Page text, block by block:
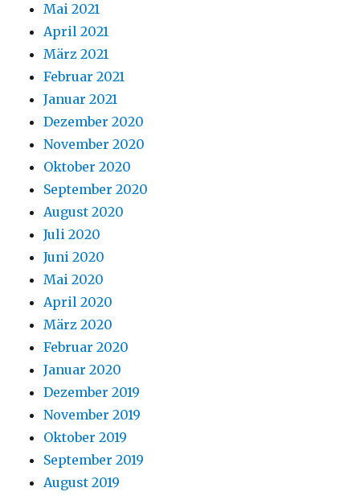
Mai 2021
April 2021
März 2021
Februar 2021
Januar 2021
Dezember 2020
November 2020
Oktober 2020
September 2020
August 2020
Juli 2020
Juni 2020
Mai 2020
April 2020
März 2020
Februar 2020
Januar 2020
Dezember 2019
November 2019
Oktober 2019
September 2019
August 2019